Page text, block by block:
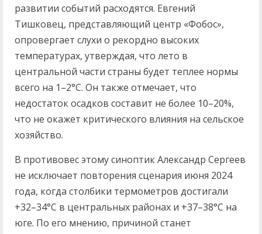
развитии событий расходятся. Евгений
Тишковец, представляющий центр «Фобос»,
опровергает слухи о рекордно высоких
температурах, утверждая, что лето в
центральной части страны будет теплее нормы
всего на 1–2°C. Он также отмечает, что
недостаток осадков составит не более 10–20%,
что не окажет критического влияния на сельское
хозяйство.
В противовес этому синоптик Александр Сергеев
не исключает повторения сценария июня 2024
года, когда столбики термометров достигали
+32–34°C в центральных районах и +37–38°C на
юге. По его мнению, причиной станет